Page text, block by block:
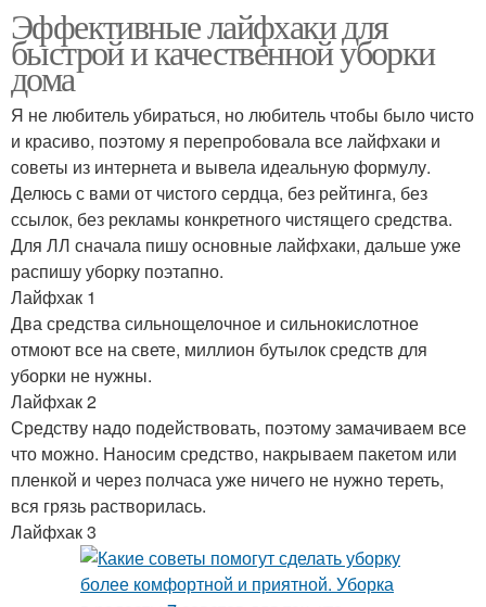
Эффективные лайфхаки для
быстрой и качественной уборки
дома
Я не любитель убираться, но любитель чтобы было чисто
и красиво, поэтому я перепробовала все лайфхаки и
советы из интернета и вывела идеальную формулу.
Делюсь с вами от чистого сердца, без рейтинга, без
ссылок, без рекламы конкретного чистящего средства.
Для ЛЛ сначала пишу основные лайфхаки, дальше уже
распишу уборку поэтапно.
Лайфхак 1
Два средства сильнощелочное и сильнокислотное
отмоют все на свете, миллион бутылок средств для
уборки не нужны.
Лайфхак 2
Средству надо подействовать, поэтому замачиваем все
что можно. Наносим средство, накрываем пакетом или
пленкой и через полчаса уже ничего не нужно тереть,
вся грязь растворилась.
Лайфхак 3